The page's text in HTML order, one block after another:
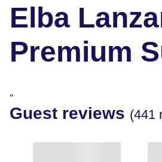
Elba
Premium
"
Guest reviews (441